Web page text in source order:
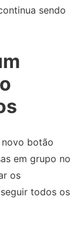
sendo
botão
em grupo no
os
todos os